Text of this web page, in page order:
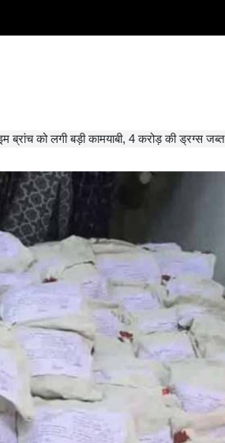
ब्रांच को लगी बड़ी कामयाबी, 4 करोड़ की ड्रग्स जब्त